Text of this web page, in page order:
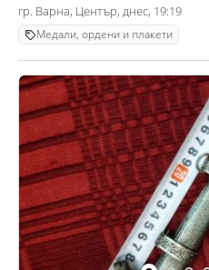
гр. Варна, Център, днес, 19:19
Медали, ордени и плакети